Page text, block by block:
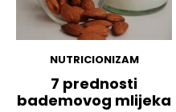
NUTRICIONIZAM
7 prednosti
bademovog mlijeka